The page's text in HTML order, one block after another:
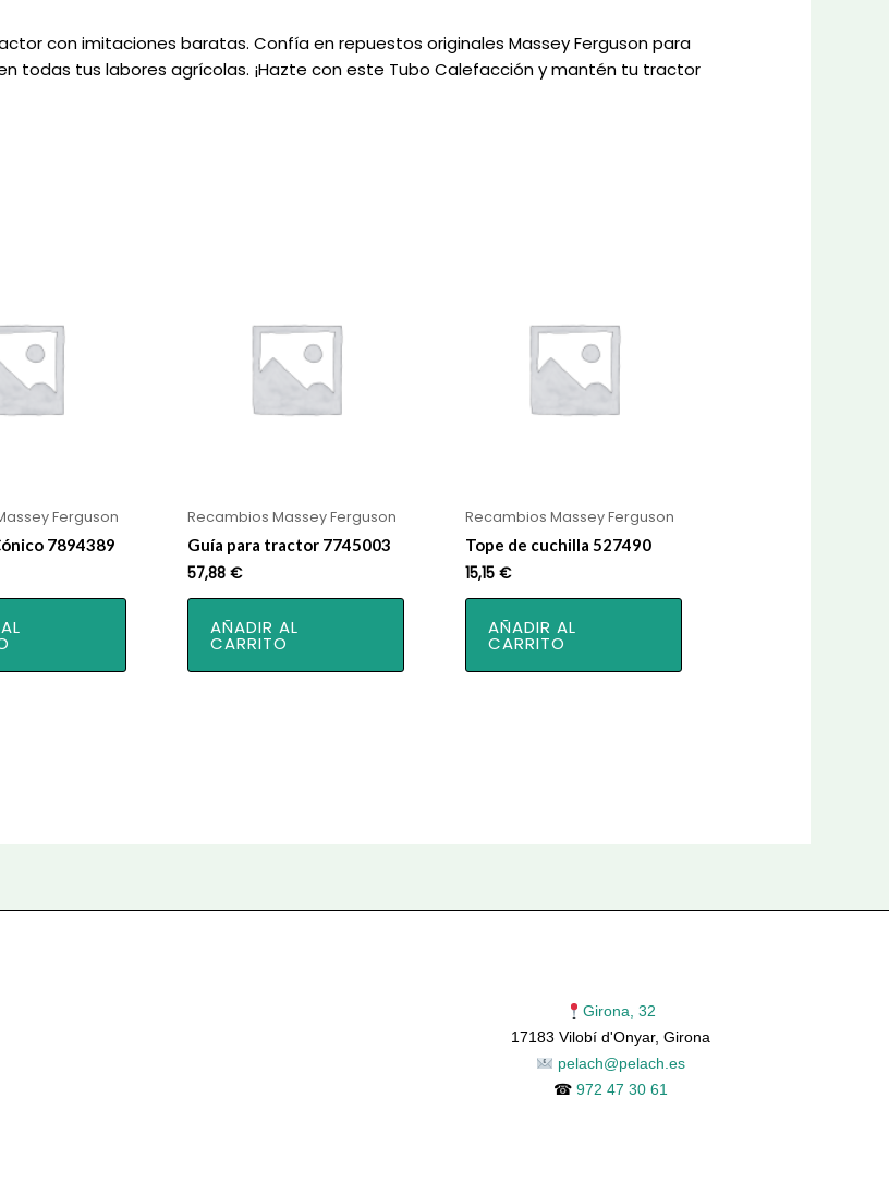
con imitaciones baratas. Confía en repuestos originales Massey Ferguson para
todas tus labores agrícolas. ¡Hazte con este Tubo Calefacción y mantén tu tractor
Ferguson
7894389
Recambios Massey Ferguson
Guía para tractor 7745003
57,88 €
AÑADIR AL
CARRITO
Recambios Massey Ferguson
Tope de cuchilla 527490
15,15 €
AÑADIR AL
CARRITO
Girona, 32
17183 Vilobí d'Onyar, Girona
pelach@pelach.es
☎972 47 30 61